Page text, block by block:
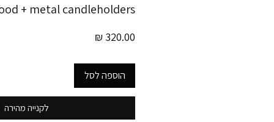
+ metal candleholders
הוספה לסל
לקנייה מהירה